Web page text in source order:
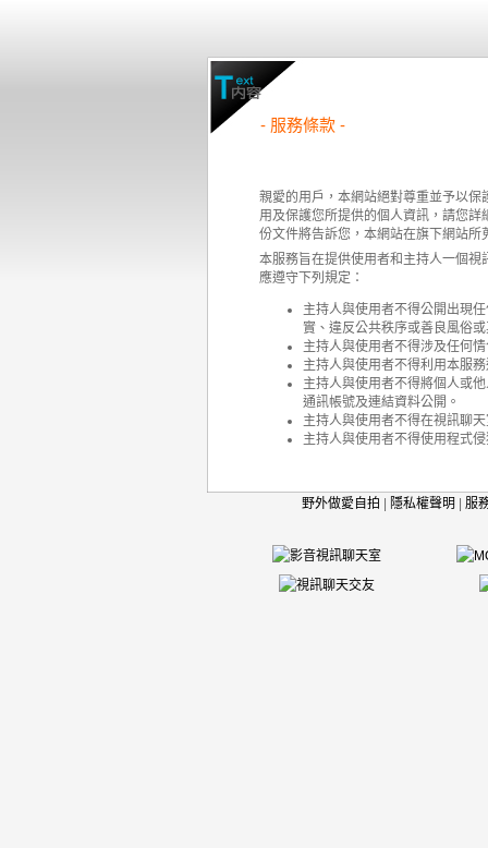
- 服務條款 -
親愛的用戶，本網站絕對尊重並予以
用及保護您所提供的個人資訊，請您
份文件將告訴您，本網站在旗下網站
本服務旨在提供使用者和主持人一個
應遵守下列規定：
主持人與使用者不得公開出現
實、違反公共秩序或善良風俗
主持人與使用者不得涉及任何
主持人與使用者不得利用本服
主持人與使用者不得將個人或
通訊帳號及連結資料公開。
主持人與使用者不得在視訊聊
主持人與使用者不得使用程式
野外做愛自拍 隱私權聲明 服